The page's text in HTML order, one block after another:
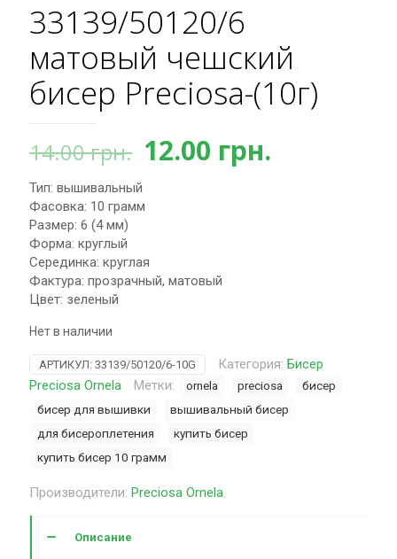
33139/50120/6
матовый чешский
бисер Preciosa-(10г)
14.00грн. Первоначальная
составляла
12.00 грн.
Тип: вышивальный
Фасовка: 10 грамм
Размер: 6 (4 мм)
Форма: круглый
Серединка: круглая
Фактура: прозрачный, матовый
Цвет: зеленый
Нет в наличии
АРТИКУЛ: 33139/50120/6-10G Категория: Бисер
Preciosa Ornela
Метки: ornela preciosa
бисер
бисер для вышивки
вышивальный бисер
для бисероплетения
купить бисер
купить бисер 10 грамм
Производители: Preciosa Ornela.
Описание